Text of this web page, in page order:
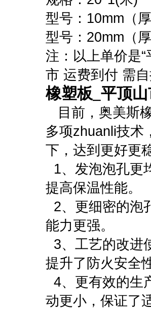
型号：10mm（
型号：20mm（
注：以上单价是
市 运费到付 需
橡塑板_平顶
目前，奥美斯
多项zhuanli技术
下，达到更好更
1、发泡泡孔更
提高保温性能。
2、更细密的泡
能力更强。
3、工艺的改进
提升了防火安全
4、更有效的生
动更小，保证了